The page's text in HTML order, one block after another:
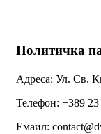
Политичка
Адреса: Ул. Св.
Телефон: +389 23
Емаил: